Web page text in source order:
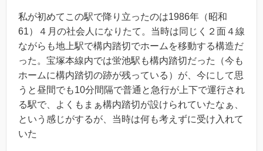
私が初めてこの駅で降り立ったのは1986年（昭和
61）４月の社会人になりたて。当時は同じく２面４線
ながらも地上駅で構内踏切でホームを移動する構造だ
った。宝塚本線内では蛍池駅も構内踏切だった（今も
ホームに構内踏切の跡が残っている）が、今にして思
うと昼間でも10分間隔で普通と急行が上下で運行され
る駅で、よくもまぁ構内踏切が設けられていたなぁ、
という感じがするが、当時は何も考えずに受け入れて
いた